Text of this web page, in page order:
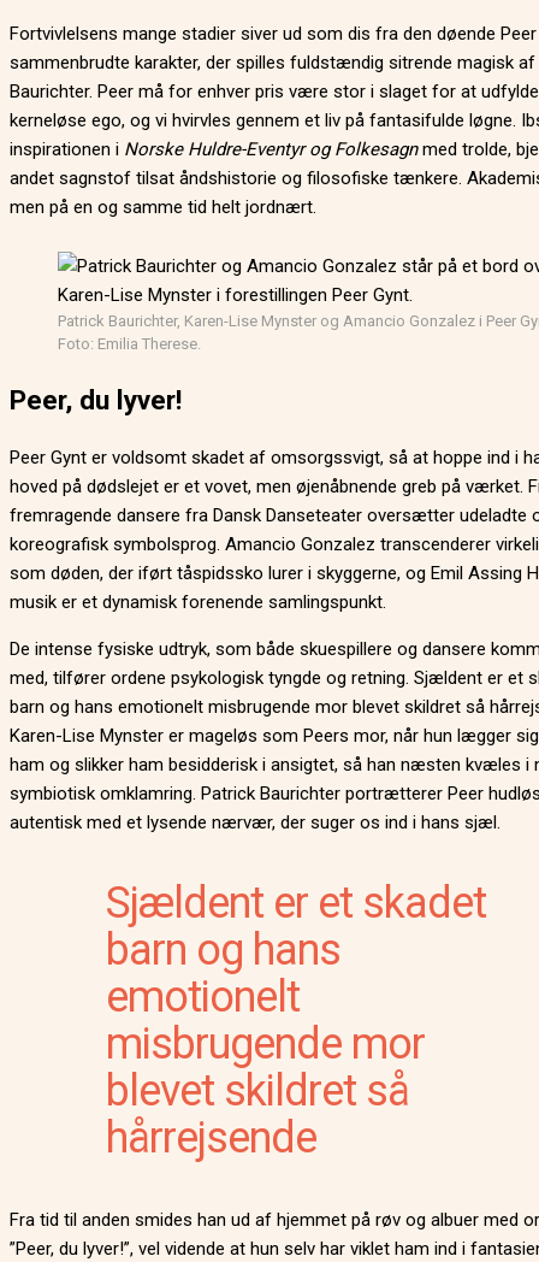
Fortvivlelsens mange stadier siver ud som dis fra den døende
sammenbrudte karakter, der spilles fuldstændig sitrende magisk af
Baurichter. Peer må for enhver pris være stor i slaget for at
kerneløse ego, og vi hvirvles gennem et liv på fantasifulde løgne.
inspirationen i Norske Huldre-Eventyr og Folkesagnmed trolde,
andet sagnstof tilsat åndshistorie og filosofiske tænkere.
men på en og samme tid helt jordnært.
Patrick Baurichter, Karen-Lise Mynster og Amancio Gonzalez i Peer
Foto: Emilia Therese.
Peer, du lyver!
Peer Gynt er voldsomt skadet af omsorgssvigt, så at hoppe ind i
hoved på dødslejet er et vovet, men øjenåbnende greb på værket.
fremragende dansere fra Dansk Danseteater oversætter udeladte
koreografisk symbolsprog. Amancio Gonzalez transcenderer
som døden, der iført tåspidssko lurer i skyggerne, og Emil Assing
musik er et dynamisk forenende samlingspunkt.
De intense fysiske udtryk, som både skuespillere og dansere
med, tilfører ordene psykologisk tyngde og retning. Sjældent er et
barn og hans emotionelt misbrugende mor blevet skildret så
Karen-Lise Mynster er mageløs som Peers mor, når hun lægger
ham og slikker ham besidderisk i ansigtet, så han næsten kvæles i
symbiotisk omklamring. Patrick Baurichter portrætterer Peer
autentisk med et lysende nærvær, der suger os ind i hans sjæl.
Sjældent er et skadet
barn og hans
emotionelt
misbrugende mor
blevet skildret så
hårrejsende
Fra tid til anden smides han ud af hjemmet på røv og albuer med
”Peer, du lyver!”, vel vidende at hun selv har viklet ham ind i